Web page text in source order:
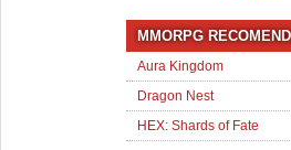
MMORPG
Aura Kingdom
Dragon Nest
HEX: Shards of Fate